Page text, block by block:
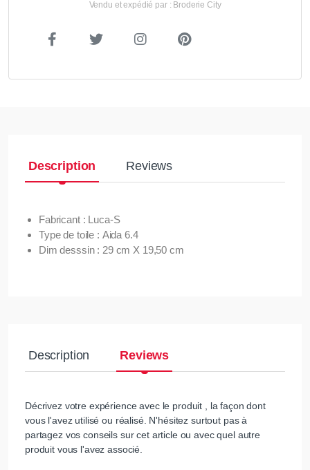
Vendu et expédié par : Broderie City
Description Reviews
Fabricant : Luca-S
Type de toile : Aida 6.4
Dim desssin : 29 cm X 19,50 cm
Description Reviews
Décrivez votre expérience avec le produit , la façon dont
vous l'avez utilisé ou réalisé. N'hésitez surtout pas à
partagez vos conseils sur cet article ou avec quel autre
produit vous l'avez associé.